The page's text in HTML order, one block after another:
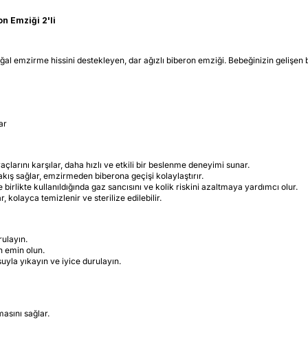
Emziği 2'li
emzirme hissini destekleyen, dar ağızlı biberon emziği. Bebeğinizin gelişen
karşılar, daha hızlı ve etkili bir beslenme deneyimi sunar.
sağlar, emzirmeden biberona geçişi kolaylaştırır.
kullanıldığında gaz sancısını ve kolik riskini azaltmaya yardımcı olur.
kolayca temizlenir ve sterilize edilebilir.
emin olun.
yıkayın ve iyice durulayın.
sağlar.